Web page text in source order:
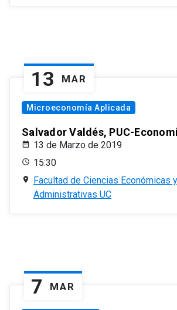
13 MAR
Microeconomía Aplicada
Salvador Valdés, PUC-
13 de Marzo de 2019
15:30
Facultad de Ciencias Económicas y
Administrativas UC
7 MAR